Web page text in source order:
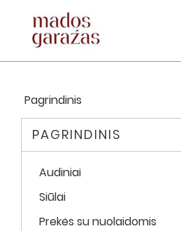
Pagrindinis
PAGRINDINIS
Audiniai
Siūlai
Prekės su nuolaidomis